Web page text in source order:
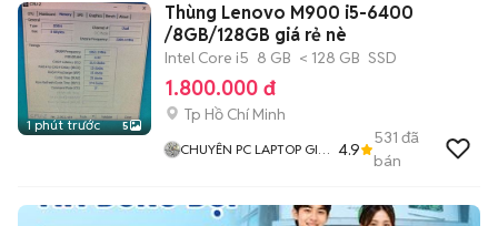
1 phút trước 5
Thùng Lenovo M900 i5-6400
/8GB/128GB giá rẻ nè
Intel Core i5 8 GB < 128 GB SSD
1.800.000 đ
Tp Hồ Chí Minh
CHUYÊN PC LAPTOP GIÁ
4.9
531 đã
bán